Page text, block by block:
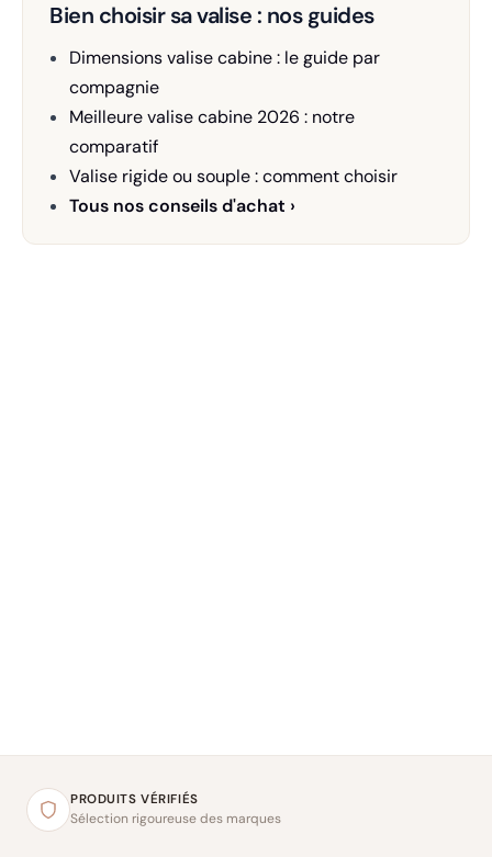
Bien choisir sa valise : nos guides
Dimensions valise cabine : le guide par
compagnie
Meilleure valise cabine 2026 : notre
comparatif
Valise rigide ou souple : comment choisir
Tous nos conseils d'achat ›
PRODUITS VÉRIFIÉS
Sélection rigoureuse des marques